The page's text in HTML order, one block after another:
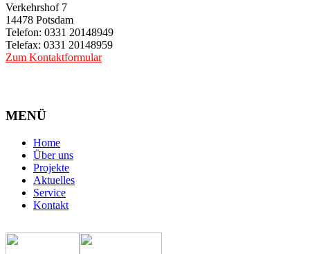
Verkehrshof 7
14478 Potsdam
Telefon: 0331 20148949
Telefax: 0331 20148959
Zum Kontaktformular
MENÜ
Home
Über uns
Projekte
Aktuelles
Service
Kontakt